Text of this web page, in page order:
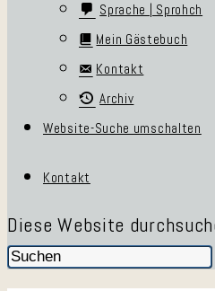
Sprache | Sprohch
Mein Gästebuch
Kontakt
Archiv
Website-Suche umschalten
Kontakt
Diese Website